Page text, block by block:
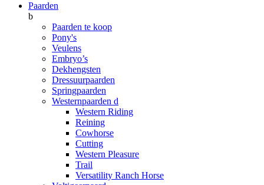
Paarden
b
Paarden te koop
Pony's
Veulens
Embryo’s
Dekhengsten
Dressuurpaarden
Springpaarden
Westernpaarden d
Western Riding
Reining
Cowhorse
Cutting
Western Pleasure
Trail
Versatility Ranch Horse